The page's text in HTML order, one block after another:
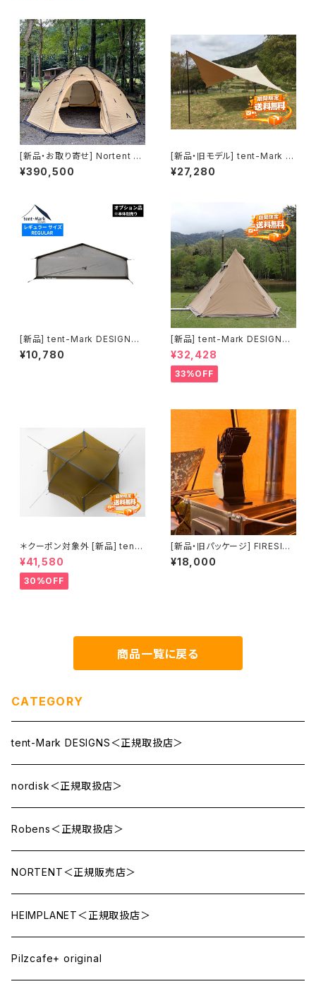
[新品・お取り寄せ] Nortent G
amme8 EXTREME Gravity
Gold (current product/現行
¥390,500
[新品・旧モデル] tent-Mark D
ESIGNS 焚火タープTCウィン
グ(dead stock item/廃番品)
¥27,280
[新品] tent-Mark DESIGNS
サーカスグラウンドシート・ハー
フ（レギュラーサイズ）(送料別
¥10,780
[新品] tent-Mark DESIGNS
サーカスTC＋ チムニーウォー
ル｜薪ストーブキャンプ対応モ
デル
¥32,428
33%OFF
＊クーポン対象外 [新品] tent-
Mark DESIGNS ホーボーズネ
スト2.1｜旅するキャンパーのた
めの軽量ドームテント
¥41,580
30%OFF
[新品・旧パッケージ] FIRESIDE
Caframo Ecofan Ultra Air
(Made in CANADA)／エコフ
¥18,000
商品一覧に戻る
CATEGORY
tent-Mark DESIGNS＜正規取扱店＞
nordisk＜正規取扱店＞
Robens＜正規取扱店＞
NORTENT＜正規販売店＞
HEIMPLANET＜正規取扱店＞
Pilzcafe+ original